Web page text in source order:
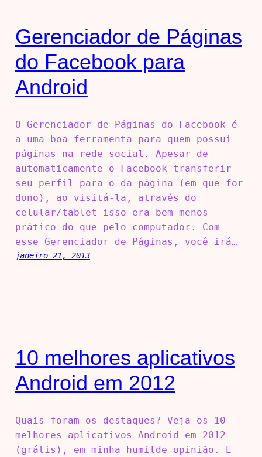
Gerenciador de Páginas
do Facebook para
Android
O Gerenciador de Páginas do Facebook é
a uma boa ferramenta para quem possui
páginas na rede social. Apesar de
automaticamente o Facebook transferir
seu perfil para o da página (em que for
dono), ao visitá-la, através do
celular/tablet isso era bem menos
prático do que pelo computador. Com
esse Gerenciador de Páginas, você irá…
janeiro 21, 2013
10 melhores aplicativos
Android em 2012
Quais foram os destaques? Veja os 10
melhores aplicativos Android em 2012
(grátis), em minha humilde opinião. E